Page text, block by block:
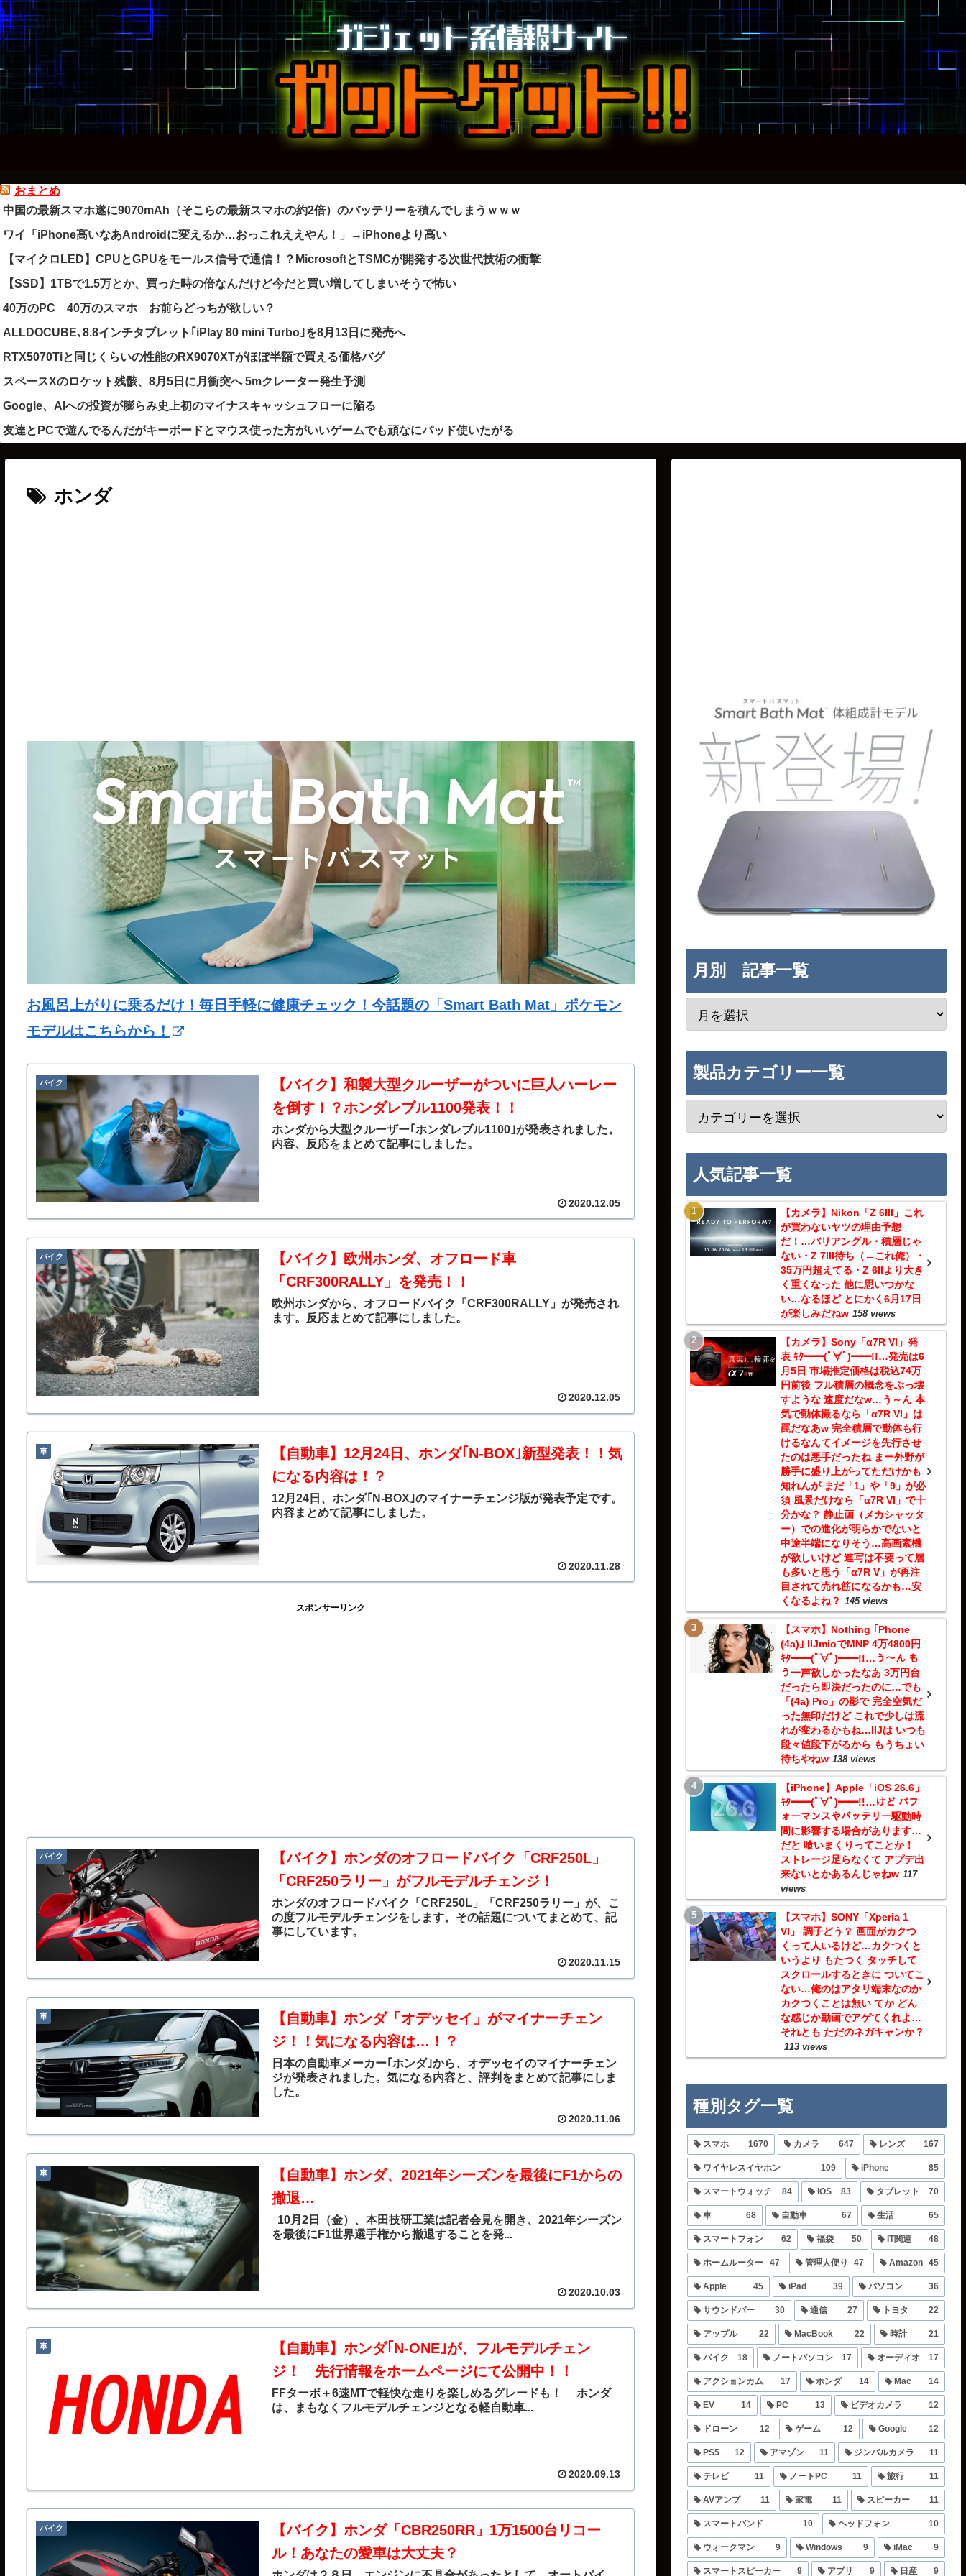
おまとめ
中国の最新スマホ遂に9070mAh（そこらの最新スマホの約2倍）のバッテリーを積んでしまうｗｗｗ
ワイ「iPhone高いなあAndroidに変えるか…おっこれええやん！」→iPhoneより高い
【マイクロLED】CPUとGPUをモールス信号で通信！？MicrosoftとTSMCが開発する次世代技術の衝撃
【SSD】1TBで1.5万とか、買った時の倍なんだけど今だと買い増してしまいそうで怖い
40万のPC 40万のスマホ お前らどっちが欲しい？
ALLDOCUBE､8.8インチタブレット｢iPlay 80 mini Turbo｣を8月13日に発売へ
RTX5070Tiと同じくらいの性能のRX9070XTがほぼ半額で買える価格バグ
スペースXのロケット残骸、8月5日に月衝突へ 5mクレーター発生予測
Google、AIへの投資が膨らみ史上初のマイナスキャッシュフローに陥る
友達とPCで遊んでるんだがキーボードとマウス使った方がいいゲームでも頑なにパッド使いたがる
ホンダ
お風呂上がりに乗るだけ！毎日手軽に健康チェック！今話題の「Smart Bath Mat」ポケモン
モデルはこちらから！
バイク
【バイク】和製大型クルーザーがついに巨人ハーレー
を倒す！？ホンダレブル1100発表！！
ホンダから大型クルーザー｢ホンダレブル1100｣が発表されました。
内容、反応をまとめて記事にしました。
2020.12.05
バイク
【バイク】欧州ホンダ、オフロード車
「CRF300RALLY」を発売！！
欧州ホンダから、オフロードバイク「CRF300RALLY」が発売され
ます。反応まとめて記事にしました。
2020.12.05
車
【自動車】12月24日、ホンダ｢N-BOX｣新型発表！！気
になる内容は！？
12月24日、ホンダ｢N-BOX｣のマイナーチェンジ版が発表予定です。
内容まとめて記事にしました。
2020.11.28
スポンサーリンク
バイク
【バイク】ホンダのオフロードバイク「CRF250L」
「CRF250ラリー」がフルモデルチェンジ！
ホンダのオフロードバイク「CRF250L」「CRF250ラリー」が、こ
の度フルモデルチェンジをします。その話題についてまとめて、記
事にしています。
2020.11.15
車
【自動車】ホンダ「オデッセイ」がマイナーチェン
ジ！！気になる内容は…！？
日本の自動車メーカー｢ホンダ｣から、オデッセイのマイナーチェン
ジが発表されました。気になる内容と、評判をまとめて記事にしま
した。
2020.11.06
車
【自動車】ホンダ、2021年シーズンを最後にF1からの
撤退…
10月2日（金）、本田技研工業は記者会見を開き、2021年シーズン
を最後にF1世界選手権から撤退することを発...
2020.10.03
車
【自動車】ホンダ｢N-ONE｣が、フルモデルチェン
ジ！ 先行情報をホームページにて公開中！！
FFターボ＋6速MTで軽快な走りを楽しめるグレードも！ ホンダ
は、まもなくフルモデルチェンジとなる軽自動車...
2020.09.13
バイク
【バイク】ホンダ「CBR250RR」1万1500台リコー
ル！あなたの愛車は大丈夫？
月別 記事一覧
製品カテゴリー一覧
人気記事一覧
【カメラ】Nikon「Z 6III」これ
が買わないヤツの理由予想
だ！…バリアングル・積層じゃ
ない・Z 7III待ち（←これ俺）・
35万円超えてる・Z 6IIより大き
く重くなった 他に思いつかな
い…なるほど とにかく6月17日
が楽しみだねw 158 views
【カメラ】Sony「α7R VI」発
表 ｷﾀ━━(ﾟ∀ﾟ)━━!!…発売は6
月5日 市場推定価格は税込74万
円前後 フル積層の概念をぶっ壊
すような 速度だなw…う～ん 本
気で動体撮るなら「α7R VI」は
罠だなあw 完全積層で動体も行
けるなんてイメージを先行させ
たのは悪手だったね まー外野が
勝手に盛り上がってただけかも
知れんが まだ「1」や「9」が必
須 風景だけなら「α7R VI」で十
分かな？ 静止画（メカシャッタ
ー）での進化が明らかでないと
中途半端になりそう…高画素機
が欲しいけど 連写は不要って層
も多いと思う「α7R V」が再注
目されて売れ筋になるかも…安
くなるよね？ 145 views
【スマホ】Nothing ｢Phone
(4a)｣ IIJmioでMNP 4万4800円
ｷﾀ━━(ﾟ∀ﾟ)━━!!…う～ん も
う一声欲しかったなあ 3万円台
だったら即決だったのに…でも
「(4a) Pro」の影で 完全空気だ
った無印だけど これで少しは流
れが変わるかもね…IIJは いつも
段々値段下がるから もうちょい
待ちやねw 138 views
【iPhone】Apple「iOS 26.6」
ｷﾀ━━(ﾟ∀ﾟ)━━!!…けど パフ
ォーマンスやバッテリー駆動時
間に影響する場合があります…
だと 喰いまくりってことか！
ストレージ足らなくて アプデ出
来ないとかあるんじゃねw 117
views
【スマホ】SONY「Xperia 1
VI」 調子どう？ 画面がカクつ
くって人いるけど…カクつくと
いうより もたつく タッチして
スクロールするときに ついてこ
ない…俺のはアタリ端末なのか
カクつくことは無い てか どん
な感じか動画でアゲてくれよ…
それとも ただのネガキャンか？
113 views
種別タグ一覧
スマホ 1670 カメラ 647 レンズ 167
ワイヤレスイヤホン 109 iPhone 85
スマートウォッチ 84 iOS 83 タブレット 70
車 68 自動車 67 生活 65
スマートフォン 62 福袋 50 IT関連 48
ホームルーター 47 管理人便り 47 Amazon 45
Apple 45 iPad 39 パソコン 36
サウンドバー 30 通信 27 トヨタ 22
アップル 22 MacBook 22 時計 21
バイク 18 ノートパソコン 17 オーディオ 17
アクションカム 17 ホンダ 14 Mac 14
EV 14 PC 13 ビデオカメラ 12
ドローン 12 ゲーム 12 Google 12
PS5 12 アマゾン 11 ジンバルカメラ 11
テレビ 11 ノートPC 11 旅行 11
AVアンプ 11 家電 11 スピーカー 11
スマートバンド 10 ヘッドフォン 10
ウォークマン 9 Windows 9 iMac 9
スマートスピーカー 9 アプリ 9 日産 9